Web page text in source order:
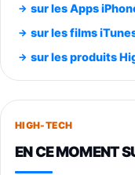
891,99€
749,99€
sur les Apps
sur les films
sur les produits
HIGH-TECH
EN CE MOMENT